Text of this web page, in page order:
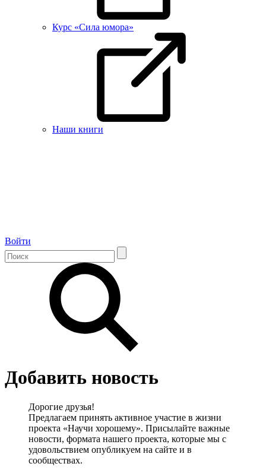
Курс «Сила юмора»
Наши книги
Войти
Добавить новость
Дорогие друзья!
Предлагаем принять активное участие в жизни
проекта «Научи хорошему». Присылайте важные
новости, формата нашего проекта, которые мы с
удовольствием опубликуем на сайте и в
сообществах.